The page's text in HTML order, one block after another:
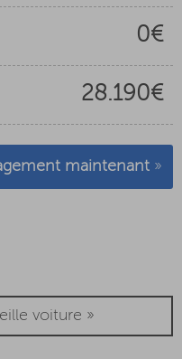
0€
28.190€
maintenant »
voiture »